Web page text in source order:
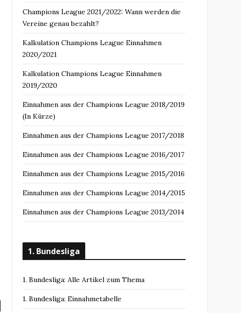
Champions League 2021/2022: Wann werden die
Vereine genau bezahlt?
Kalkulation Champions League Einnahmen
2020/2021
Kalkulation Champions League Einnahmen
2019/2020
Einnahmen aus der Champions League 2018/2019
(In Kürze)
Einnahmen aus der Champions League 2017/2018
Einnahmen aus der Champions League 2016/2017
Einnahmen aus der Champions League 2015/2016
Einnahmen aus der Champions League 2014/2015
Einnahmen aus der Champions League 2013/2014
1. Bundesliga
1. Bundesliga: Alle Artikel zum Thema
1. Bundesliga: Einnahmetabelle